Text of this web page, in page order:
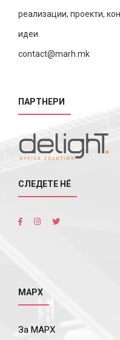
реализации, проекти,
идеи.
contact@marh.mk
ПАРТНЕРИ
СЛЕДЕТЕ НÉ
МАРХ
За МАРХ